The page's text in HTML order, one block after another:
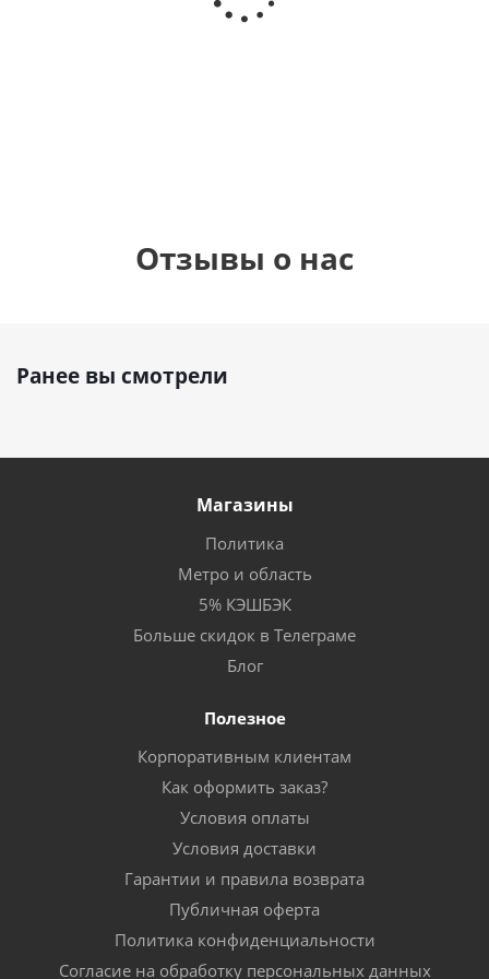
Сердце розовое
Отзывы о нас
Ранее вы смотрели
Магазины
Политика
Метро и область
5% КЭШБЭК
Больше скидок в Телеграме
Блог
Полезное
Корпоративным клиентам
Как оформить заказ?
Условия оплаты
Условия доставки
Гарантии и правила возврата
Публичная оферта
Политика конфиденциальности
Согласие на обработку персональных данных